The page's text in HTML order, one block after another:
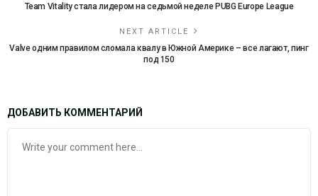
Team Vitality стала лидером на седьмой неделе PUBG Europe League
NEXT ARTICLE
Valve одним правилом сломала квалу в Южной Америке – все лагают, пинг
под 150
ДОБАВИТЬ КОММЕНТАРИЙ